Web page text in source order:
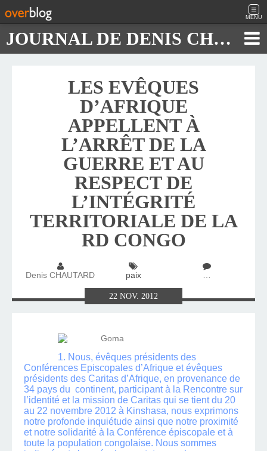
MENU
JOURNAL DE DENIS CHAUTARD
LES EVÊQUES
D’AFRIQUE
APPELLENT À
L’ARRÊT DE LA
GUERRE ET AU
RESPECT DE
L’INTÉGRITÉ
TERRITORIALE DE LA
RD CONGO
Denis CHAUTARD paix …
22 NOV. 2012
1. Nous, évêques présidents des
Conférences Episcopales d’Afrique et évêques
présidents des Caritas d’Afrique, en provenance de
34 pays du continent, participant à la Rencontre sur
l’identité et la mission de Caritas qui se tient du 20
au 22 novembre 2012 à Kinshasa, nous exprimons
notre profonde inquiétude ainsi que notre proximité
et notre solidarité à la Conférence épiscopale et à
toute la population congolaise. Nous sommes